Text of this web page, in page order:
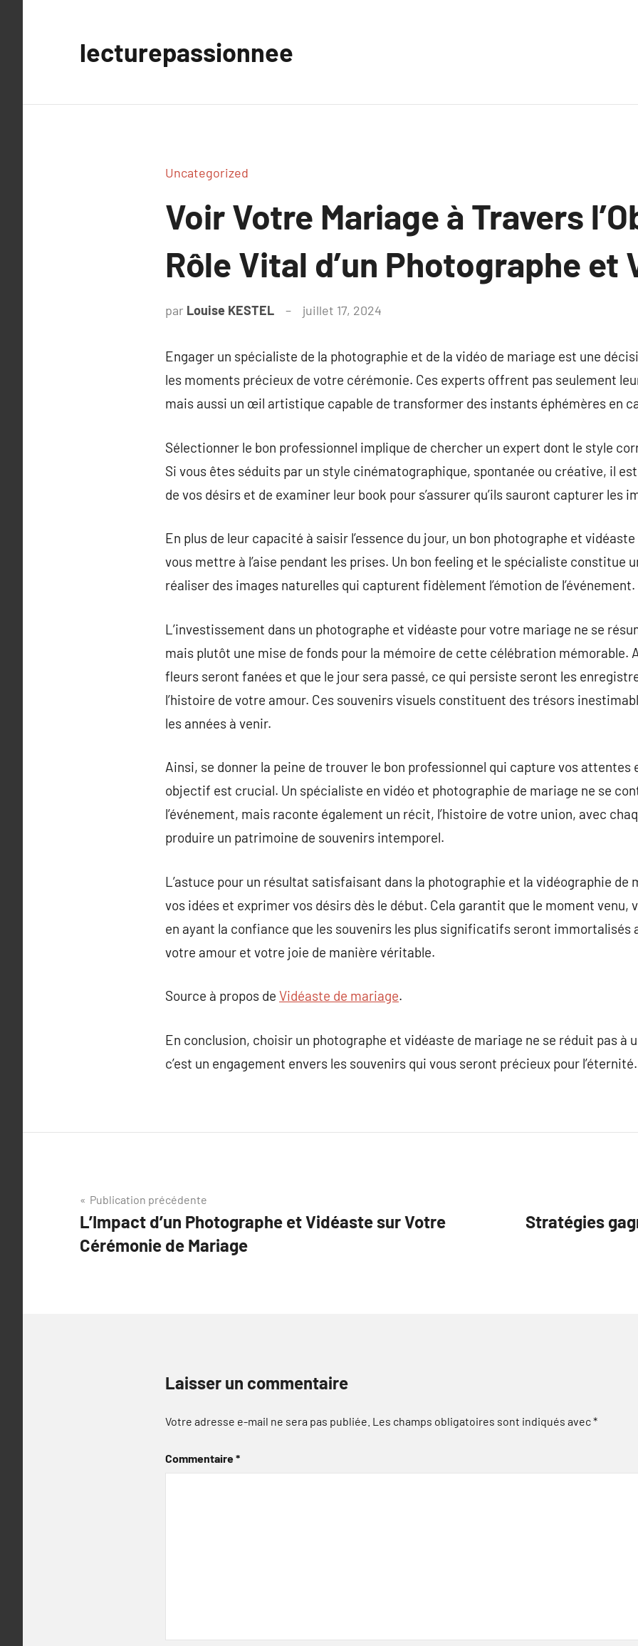
lecturepassionnee
Uncategorized
Voir Votre Mariage à Travers
Rôle Vital d’un Photographe et
par Louise KESTEL juillet 17, 2024
Engager un spécialiste de la photographie et de la vidéo de mariage est une
les moments précieux de votre cérémonie. Ces experts offrent pas seulement
mais aussi un œil artistique capable de transformer des instants éphémères en
Sélectionner le bon professionnel implique de chercher un expert dont le style
Si vous êtes séduits par un style cinématographique, spontanée ou créative, il
de vos désirs et de examiner leur book pour s’assurer qu’ils sauront capturer les
En plus de leur capacité à saisir l’essence du jour, un bon photographe et
vous mettre à l’aise pendant les prises. Un bon feeling et le spécialiste constitue
réaliser des images naturelles qui capturent fidèlement l’émotion de l’événement.
L’investissement dans un photographe et vidéaste pour votre mariage ne se
mais plutôt une mise de fonds pour la mémoire de cette célébration mémorable.
fleurs seront fanées et que le jour sera passé, ce qui persiste seront les
l’histoire de votre amour. Ces souvenirs visuels constituent des trésors
les années à venir.
Ainsi, se donner la peine de trouver le bon professionnel qui capture vos attentes
objectif est crucial. Un spécialiste en vidéo et photographie de mariage ne se
l’événement, mais raconte également un récit, l’histoire de votre union, avec
produire un patrimoine de souvenirs intemporel.
L’astuce pour un résultat satisfaisant dans la photographie et la vidéographie de
vos idées et exprimer vos désirs dès le début. Cela garantit que le moment venu,
en ayant la confiance que les souvenirs les plus significatifs seront
votre amour et votre joie de manière véritable.
Source à propos de Vidéaste de mariage.
En conclusion, choisir un photographe et vidéaste de mariage ne se réduit pas à
c’est un engagement envers les souvenirs qui vous seront précieux pour l’éternité.
Navigation
de
l’article
Publication précédente
L’Impact d’un Photographe et Vidéaste sur Votre
Cérémonie de Mariage
Stratégies
Laisser un commentaire
Votre adresse e-mail ne sera pas publiée. Les champs obligatoires sont indiqués avec*
Commentaire*